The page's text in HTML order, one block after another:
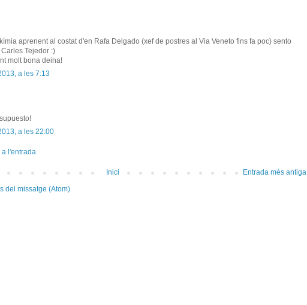
aprenent al costat d'en Rafa Delgado (xef de postres al Via Veneto fins fa poc) sento
Tejedor :)
molt bona deina!
a les 7:13
a les 22:00
a l'entrada
Entrada més antiga
Inici
del missatge (Atom)